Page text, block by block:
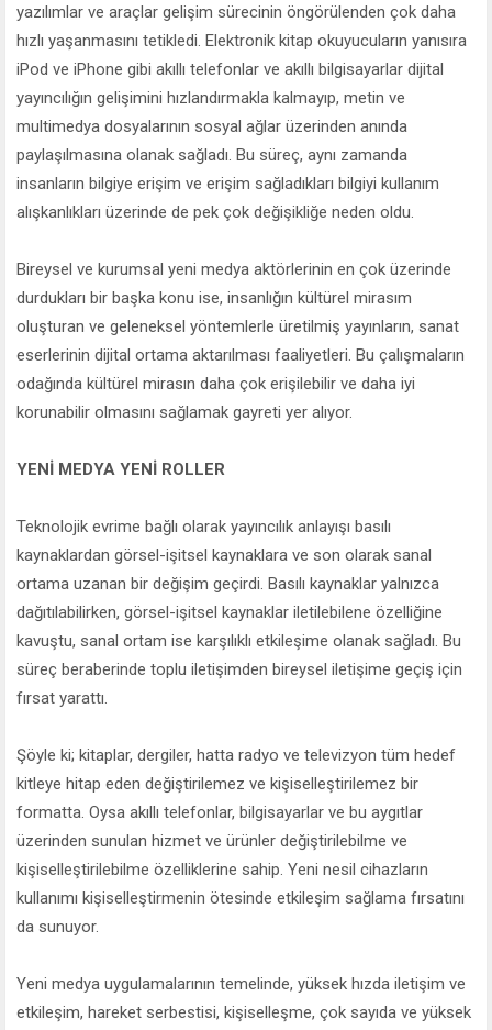
yazılımlar ve araçlar gelişim sürecinin öngörülenden çok daha
hızlı yaşanmasını tetikledi. Elektronik kitap okuyucuların yanısıra
iPod ve iPhone gibi akıllı telefonlar ve akıllı bilgisayarlar dijital
yayıncılığın gelişimini hızlandırmakla kalmayıp, metin ve
multimedya dosyalarının sosyal ağlar üzerinden anında
paylaşılmasına olanak sağladı. Bu süreç, aynı zamanda
insanların bilgiye erişim ve erişim sağladıkları bilgiyi kullanım
alışkanlıkları üzerinde de pek çok değişikliğe neden oldu.
Bireysel ve kurumsal yeni medya aktörlerinin en çok üzerinde
durdukları bir başka konu ise, insanlığın kültürel mirasım
oluşturan ve geleneksel yöntemlerle üretilmiş yayınların, sanat
eserlerinin dijital ortama aktarılması faaliyetleri. Bu çalışmaların
odağında kültürel mirasın daha çok erişilebilir ve daha iyi
korunabilir olmasını sağlamak gayreti yer alıyor.
YENİ MEDYA YENİ ROLLER
Teknolojik evrime bağlı olarak yayıncılık anlayışı basılı
kaynaklardan görsel-işitsel kaynaklara ve son olarak sanal
ortama uzanan bir değişim geçirdi. Basılı kaynaklar yalnızca
dağıtılabilirken, görsel-işitsel kaynaklar iletilebilene özelliğine
kavuştu, sanal ortam ise karşılıklı etkileşime olanak sağladı. Bu
süreç beraberinde toplu iletişimden bireysel iletişime geçiş için
fırsat yarattı.
Şöyle ki; kitaplar, dergiler, hatta radyo ve televizyon tüm hedef
kitleye hitap eden değiştirilemez ve kişiselleştirilemez bir
formatta. Oysa akıllı telefonlar, bilgisayarlar ve bu aygıtlar
üzerinden sunulan hizmet ve ürünler değiştirilebilme ve
kişiselleştirilebilme özelliklerine sahip. Yeni nesil cihazların
kullanımı kişiselleştirmenin ötesinde etkileşim sağlama fırsatını
da sunuyor.
Yeni medya uygulamalarının temelinde, yüksek hızda iletişim ve
etkileşim, hareket serbestisi, kişiselleşme, çok sayıda ve yüksek